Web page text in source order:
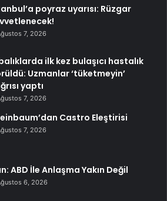
poyraz uyarısı: Rüzgar
7, 2026
ilk kez bulaşıcı hastalık
Uzmanlar ‘tüketmeyin’
yaptı
7, 2026
Castro Eleştirisi
7, 2026
ABD İle Anlaşma Yakın Değil
6, 2026